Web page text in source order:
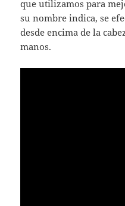
que utilizamos para
su nombre indica, se
desde encima de la
manos.